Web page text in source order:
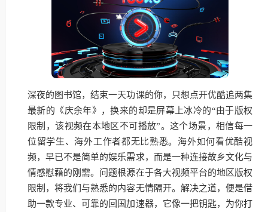
深夜的图书馆，结束一天功课的你，只想点开优酷追两集
最新的《庆余年》，换来的却是屏幕上冰冷的“由于版权
限制，该视频在本地区不可播放”。这个场景，相信每一
位留学生、海外工作者都无比熟悉。海外如何看优酷视
频，早已不是简单的娱乐需求，而是一种连接故乡文化与
情感慰藉的刚需。问题根源在于各大视频平台的地区版权
限制，将我们与熟悉的内容无情隔开。解决之道，便是借
助一款专业、可靠的回国加速器，它像一把钥匙，为你打